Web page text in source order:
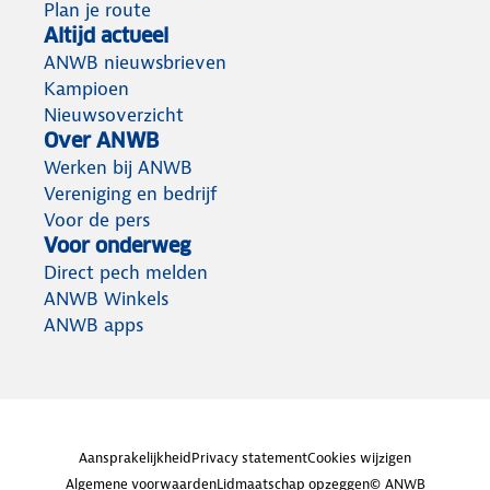
Plan je route
Altijd actueel
ANWB nieuwsbrieven
Kampioen
Nieuwsoverzicht
Over ANWB
Werken bij ANWB
Vereniging en bedrijf
Voor de pers
Voor onderweg
Direct pech melden
ANWB Winkels
ANWB apps
AansprakelijkheidPrivacy statementCookies wijzigen
Algemene voorwaardenLidmaatschap opzeggen© ANWB